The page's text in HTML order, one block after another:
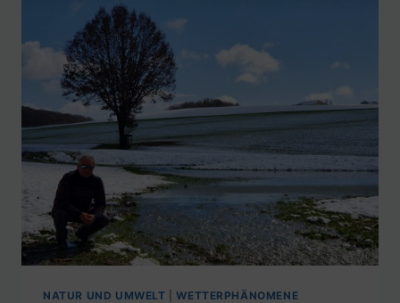
NATUR UND UMWELT |WETTERPHÄNOMENE